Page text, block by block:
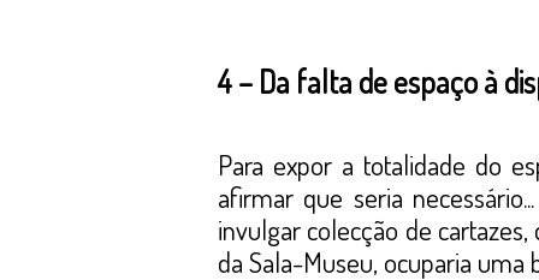
4 – Da falta de espaço à
Para expor a totalidade do
afirmar que seria
invulgar colecção de
da Sala-Museu, ocuparia uma